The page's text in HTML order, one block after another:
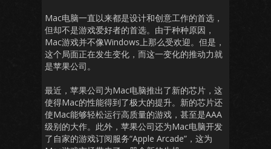
Mac电脑一直以来都是设计和创意工作的首选，
但却不是游戏爱好者的首选。由于种种原因，
Mac游戏并不像Windows上那么受欢迎。但是，
这个局面正在发生变化，而这一变化的推动力就
是苹果公司。
最近，苹果公司为Mac电脑推出了新的芯片，这
使得Mac的性能得到了极大的提升。新的芯片还
使Mac能够轻松运行高质量的游戏，甚至是AAA
级别的大作。此外，苹果公司还为Mac电脑开发
了自家的游戏订阅服务“Apple Arcade”，这为